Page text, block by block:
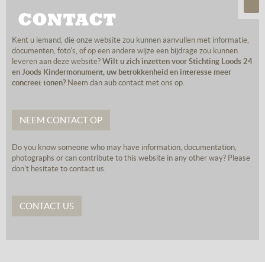
CONTACT
Kent u iemand, die onze website zou kunnen aanvullen met informatie,
documenten, foto's, of op een andere wijze een bijdrage zou kunnen
leveren aan deze website? Wilt u zich inzetten voor Stichting Loods 24
en Joods Kindermonument, uw betrokkenheid en interesse meer
concreet tonen? Neem dan aub contact met ons op.
NEEM CONTACT OP
Do you know someone who may have information, documentation,
photographs or can contribute to this website in any other way? Please
don't hesitate to contact us.
CONTACT US